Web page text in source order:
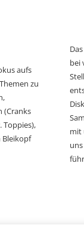
aufs
zu
(Cranks
Toppies),
Bleikopf
bei
mit